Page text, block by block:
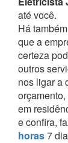
até você.
Há
que a
certeza
outros
nos ligar a
em
e confira,
horas7